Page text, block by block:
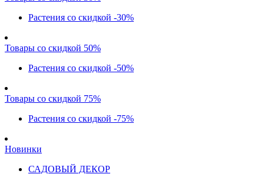
Растения со скидкой -30%
Товары со скидкой 50%
Растения со скидкой -50%
Товары со скидкой 75%
Растения со скидкой -75%
Новинки
САДОВЫЙ ДЕКОР